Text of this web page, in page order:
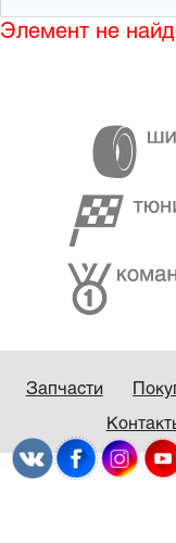
Элемент не
Запчасти